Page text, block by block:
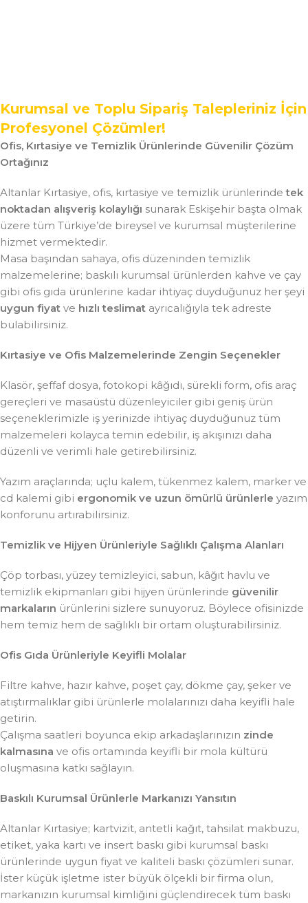
Kurumsal ve Toplu Sipariş Talepleriniz İçin
Profesyonel Çözümler!
Ofis, Kırtasiye ve Temizlik Ürünlerinde Güvenilir Çözüm
Ortağınız
Altanlar Kırtasiye, ofis, kırtasiye ve temizlik ürünlerindetek
noktadan alışveriş kolaylığı sunarak Eskişehir başta olmak
üzere tüm Türkiye’de bireysel ve kurumsal müşterilerine
hizmet vermektedir.
Masa başından sahaya, ofis düzeninden temizlik
malzemelerine; baskılı kurumsal ürünlerden kahve ve çay
gibi ofis gıda ürünlerine kadar ihtiyaç duyduğunuz her şeyi
uygun fiyat ve hızlı teslimat ayrıcalığıyla tek adreste
bulabilirsiniz.
Kırtasiye ve Ofis Malzemelerinde Zengin Seçenekler
Klasör, şeffaf dosya, fotokopi kâğıdı, sürekli form, ofis araç
gereçleri ve masaüstü düzenleyiciler gibi geniş ürün
seçeneklerimizle iş yerinizde ihtiyaç duyduğunuz tüm
malzemeleri kolayca temin edebilir, iş akışınızı daha
düzenli ve verimli hale getirebilirsiniz.
Yazım araçlarında; uçlu kalem, tükenmez kalem, marker ve
cd kalemi gibi ergonomik ve uzun ömürlü ürünlerle yazım
konforunu artırabilirsiniz.
Temizlik ve Hijyen Ürünleriyle Sağlıklı Çalışma Alanları
Çöp torbası, yüzey temizleyici, sabun, kâğıt havlu ve
temizlik ekipmanları gibi hijyen ürünlerinde güvenilir
markaların ürünlerini sizlere sunuyoruz. Böylece ofisinizde
hem temiz hem de sağlıklı bir ortam oluşturabilirsiniz.
Ofis Gıda Ürünleriyle Keyifli Molalar
Filtre kahve, hazır kahve, poşet çay, dökme çay, şeker ve
atıştırmalıklar gibi ürünlerle molalarınızı daha keyifli hale
getirin.
Çalışma saatleri boyunca ekip arkadaşlarınızın zinde
kalmasına ve ofis ortamında keyifli bir mola kültürü
oluşmasına katkı sağlayın.
Baskılı Kurumsal Ürünlerle Markanızı Yansıtın
Altanlar Kırtasiye; kartvizit, antetli kağıt, tahsilat makbuzu,
etiket, yaka kartı ve insert baskı gibi kurumsal baskı
ürünlerinde uygun fiyat ve kaliteli baskı çözümleri sunar.
İster küçük işletme ister büyük ölçekli bir firma olun,
markanızın kurumsal kimliğini güçlendirecek tüm baskı